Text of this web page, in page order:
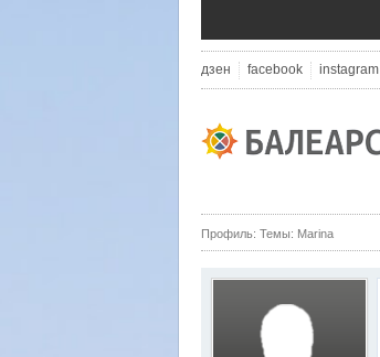
дзен facebook instagram
Профиль: Темы: Marina